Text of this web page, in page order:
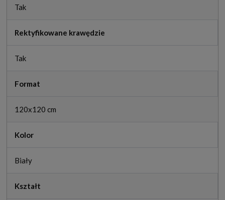
Tak
Rektyfikowane krawędzie
Tak
Format
120x120 cm
Kolor
Biały
Kształt